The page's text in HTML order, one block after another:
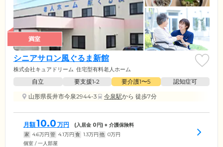
満室
シニアサロン風ぐるま新館
株式会社キュアドリーム 住宅型有料老人ホーム
自立 要支援1•2 要介護1〜5
認知症可
山形県長井市今泉2944-3
今泉駅から 徒歩7分
月額10.0 万円 (入居金 0円) + 介護保険料
家 4.6万円 管 4.1万円 食 1.3万円 他 0万円
個室 / 一人部屋